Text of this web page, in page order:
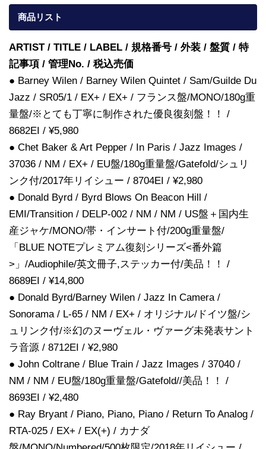
商品リスト
ARTIST / TITLE / LABEL / 規格番号 / 外装 / 盤質 / 特
記事項 / 管理No. / 税込売価
● Barney Wilen / Barney Wilen Quintet / Sam/Guilde Du
Jazz / SR05/1 / EX+ / EX+ / フランス盤/MONO/180g重
量盤/※とても丁寧に制作された優良復刻盤！！ /
8682EI / ¥5,980
● Chet Baker & Art Pepper / In Paris / Jazz Images /
37036 / NM / EX+ / EU盤/180g重量盤/Gatefold/シュリ
ンク付/2017年リイシュー / 8704EI / ¥2,980
● Donald Byrd / Byrd Blows On Beacon Hill /
EMI/Transition / DELP-002 / NM / NM / US盤＋国内生
産ジャケ/MONO/帯・インサート付/200g重量盤/
「BLUE NOTEプレミアム復刻シリーズ<番外篇
>」/Audiophile/英文冊子,ステッカー付/美品！！ /
8689EI / ¥14,800
● Donald Byrd/Barney Wilen / Jazz In Camera /
Sonorama / L-65 / NM / EX+ / オリジナル/ドイツ盤/シ
ュリンク付/※幻のヌーヴェル・ヴァーグ未発表サント
ラ音源 / 8712EI / ¥2,980
● John Coltrane / Blue Train / Jazz Images / 37040 /
NM / NM / EU盤/180g重量盤/Gatefold//美品！！ /
8693EI / ¥2,480
● Ray Bryant / Piano, Piano, Piano / Return To Analog /
RTA-025 / EX+ / EX(+) / カナダ